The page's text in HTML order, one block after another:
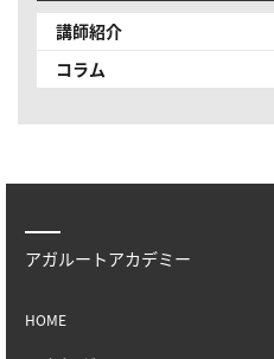
講師紹介
コラム
アガルートアカデミー
HOME